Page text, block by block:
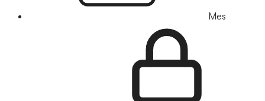
Mes